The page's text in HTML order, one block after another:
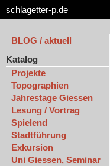
schlagetter-p.de
BLOG / aktuell
Katalog
Projekte
Topographien
Jahrestage Giessen
Lesung / Vortrag
Spielend
Stadtführung
Exkursion
Uni Giessen, Seminar